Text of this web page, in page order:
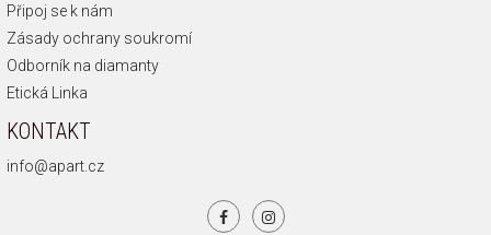
Připoj se k nám
Zásady ochrany soukromí
Odborník na diamanty
Etická Linka
KONTAKT
info@apart.cz